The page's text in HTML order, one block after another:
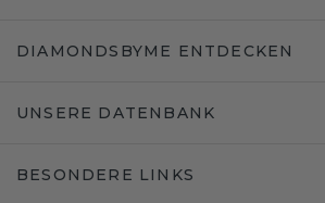
DIAMONDSBYME ENTDECKEN
UNSERE DATENBANK
BESONDERE LINKS